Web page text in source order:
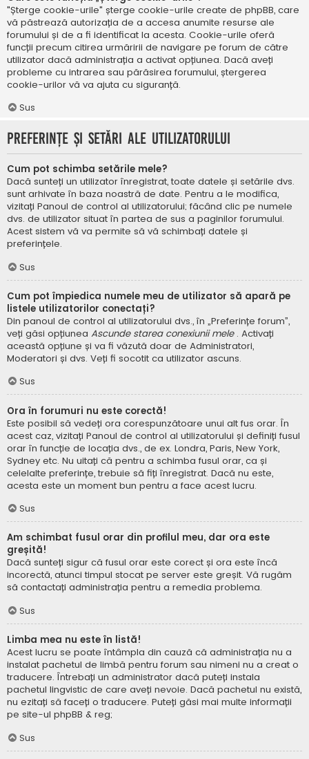
"Șterge cookie-urile" șterge cookie-urile create de phpBB, care
vă păstrează autorizația de a accesa anumite resurse ale
forumului și de a fi identificat la acesta. Cookie-urile oferă
funcții precum citirea urmăririi de navigare pe forum de către
utilizator dacă administrația a activat opțiunea. Dacă aveți
probleme cu intrarea sau părăsirea forumului, ștergerea
cookie-urilor vă va ajuta cu siguranță.
Sus
Preferințe și setări ale utilizatorului
Cum pot schimba setările mele?
Dacă sunteți un utilizator înregistrat, toate datele și setările dvs.
sunt arhivate în baza noastră de date. Pentru a le modifica,
vizitați Panoul de control al utilizatorului; făcând clic pe numele
dvs. de utilizator situat în partea de sus a paginilor forumului.
Acest sistem vă va permite să vă schimbați datele și
preferințele.
Sus
Cum pot împiedica numele meu de utilizator să apară pe
listele utilizatorilor conectați?
Din panoul de control al utilizatorului dvs., în „Preferințe forum”,
veți găsi opțiunea Ascunde starea conexiunii mele . Activați
această opțiune și va fi văzută doar de Administratori,
Moderatori și dvs. Veți fi socotit ca utilizator ascuns.
Sus
Ora în forumuri nu este corectă!
Este posibil să vedeți ora corespunzătoare unui alt fus orar. În
acest caz, vizitați Panoul de control al utilizatorului și definiți fusul
orar în funcție de locația dvs., de ex. Londra, Paris, New York,
Sydney etc. Nu uitați că pentru a schimba fusul orar, ca și
celelalte preferințe, trebuie să fiți înregistrat. Dacă nu este,
acesta este un moment bun pentru a face acest lucru.
Sus
Am schimbat fusul orar din profilul meu, dar ora este
greșită!
Dacă sunteți sigur că fusul orar este corect și ora este încă
incorectă, atunci timpul stocat pe server este greșit. Vă rugăm
să contactați administrația pentru a remedia problema.
Sus
Limba mea nu este în listă!
Acest lucru se poate întâmpla din cauză că administrația nu a
instalat pachetul de limbă pentru forum sau nimeni nu a creat o
traducere. Întrebați un administrator dacă puteți instala
pachetul lingvistic de care aveți nevoie. Dacă pachetul nu există,
nu ezitați să faceți o traducere. Puteți găsi mai multe informații
pe site-ul phpBB & reg;
Sus